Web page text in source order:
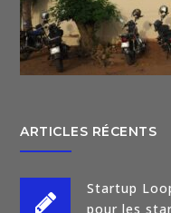
ARTICLES RÉCENTS
Startup
pour les